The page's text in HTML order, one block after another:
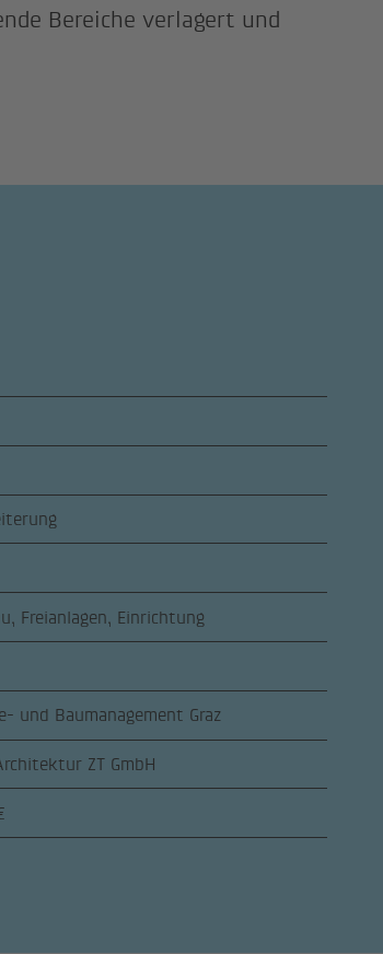
Bereiche verlagert und
Freianlagen, Einrichtung
und Baumanagement Graz
ZT GmbH